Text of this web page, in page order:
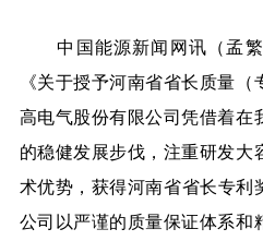
中国能源新闻网讯 （ 孟
《关于授予河南省省长质量
高电气股份有限公司凭借着在
的稳健发展步伐，注重研发大
术优势， 获得河南省省长专利
公司 以严谨的质量保证体系和